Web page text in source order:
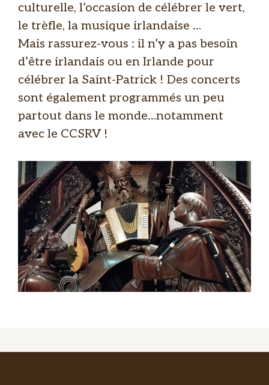
culturelle, l’occasion de célébrer le vert,
le trèfle, la musique irlandaise …
Mais rassurez-vous : il n’y a pas besoin
d’être irlandais ou en Irlande pour
célébrer la Saint-Patrick ! Des concerts
sont également programmés un peu
partout dans le monde…notamment
avec le CCSRV !